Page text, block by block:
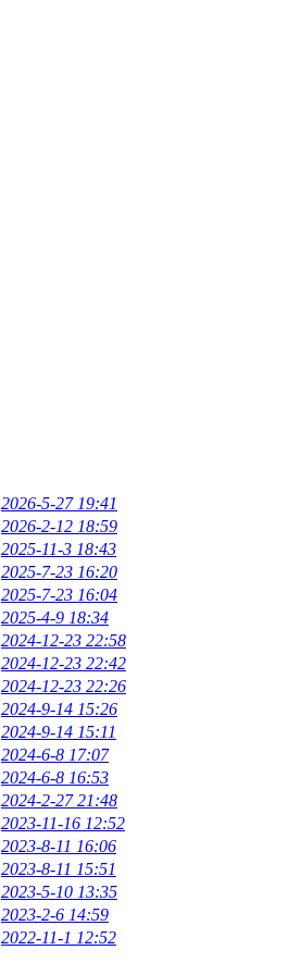
2026-5-27 19:41
2026-2-12 18:59
2025-11-3 18:43
2025-7-23 16:20
2025-7-23 16:04
2025-4-9 18:34
2024-12-23 22:58
2024-12-23 22:42
2024-12-23 22:26
2024-9-14 15:26
2024-9-14 15:11
2024-6-8 17:07
2024-6-8 16:53
2024-2-27 21:48
2023-11-16 12:52
2023-8-11 16:06
2023-8-11 15:51
2023-5-10 13:35
2023-2-6 14:59
2022-11-1 12:52